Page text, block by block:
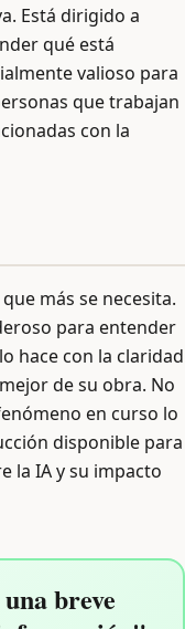
Está dirigido a
qué está
valioso para
que trabajan
con la
más se necesita.
para entender
hace con la claridad
de su obra. No
en curso lo
disponible para
la IA y su impacto
breve